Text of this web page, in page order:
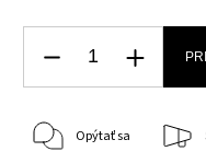
Opýtať sa